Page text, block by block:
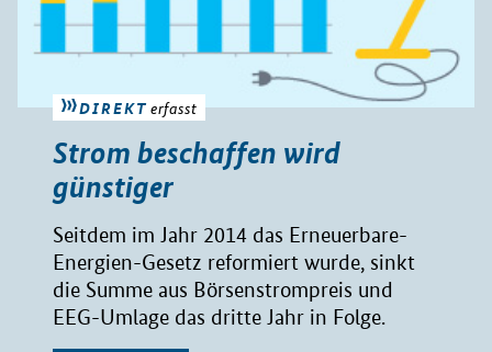
DIREKT erfasst
Strom beschaffen wird
günstiger
Seitdem im Jahr 2014 das Erneuerbare-
Energien-Gesetz reformiert wurde, sinkt
die Summe aus Börsenstrompreis und
EEG-Umlage das dritte Jahr in Folge.